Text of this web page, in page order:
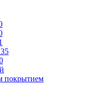
покрытием